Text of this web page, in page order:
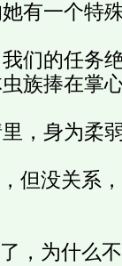
有一个特
们的任务
族捧在掌
，身为柔
但没关系
，为什么